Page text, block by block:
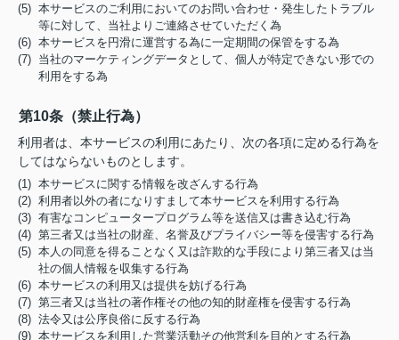
(5) 本サービスのご利用においてのお問い合わせ・発生したトラブル
等に対して、当社よりご連絡させていただく為
(6) 本サービスを円滑に運営する為に一定期間の保管をする為
(7) 当社のマーケティングデータとして、個人が特定できない形での
利用をする為
第10条（禁止行為）
利用者は、本サービスの利用にあたり、次の各項に定める行為を
してはならないものとします。
(1) 本サービスに関する情報を改ざんする行為
(2) 利用者以外の者になりすまして本サービスを利用する行為
(3) 有害なコンピュータープログラム等を送信又は書き込む行為
(4) 第三者又は当社の財産、名誉及びプライバシー等を侵害する行為
(5) 本人の同意を得ることなく又は詐欺的な手段により第三者又は当
社の個人情報を収集する行為
(6) 本サービスの利用又は提供を妨げる行為
(7) 第三者又は当社の著作権その他の知的財産権を侵害する行為
(8) 法令又は公序良俗に反する行為
(9) 本サービスを利用した営業活動その他営利を目的とする行為